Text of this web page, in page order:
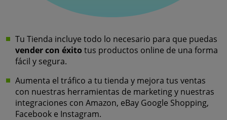
Tu Tienda incluye todo lo necesario para que puedas
vender con éxito tus productos online de una forma
fácil y segura.
Aumenta el tráfico a tu tienda y mejora tus ventas
con nuestras herramientas de marketing y nuestras
integraciones con Amazon, eBay Google Shopping,
Facebook e Instagram.